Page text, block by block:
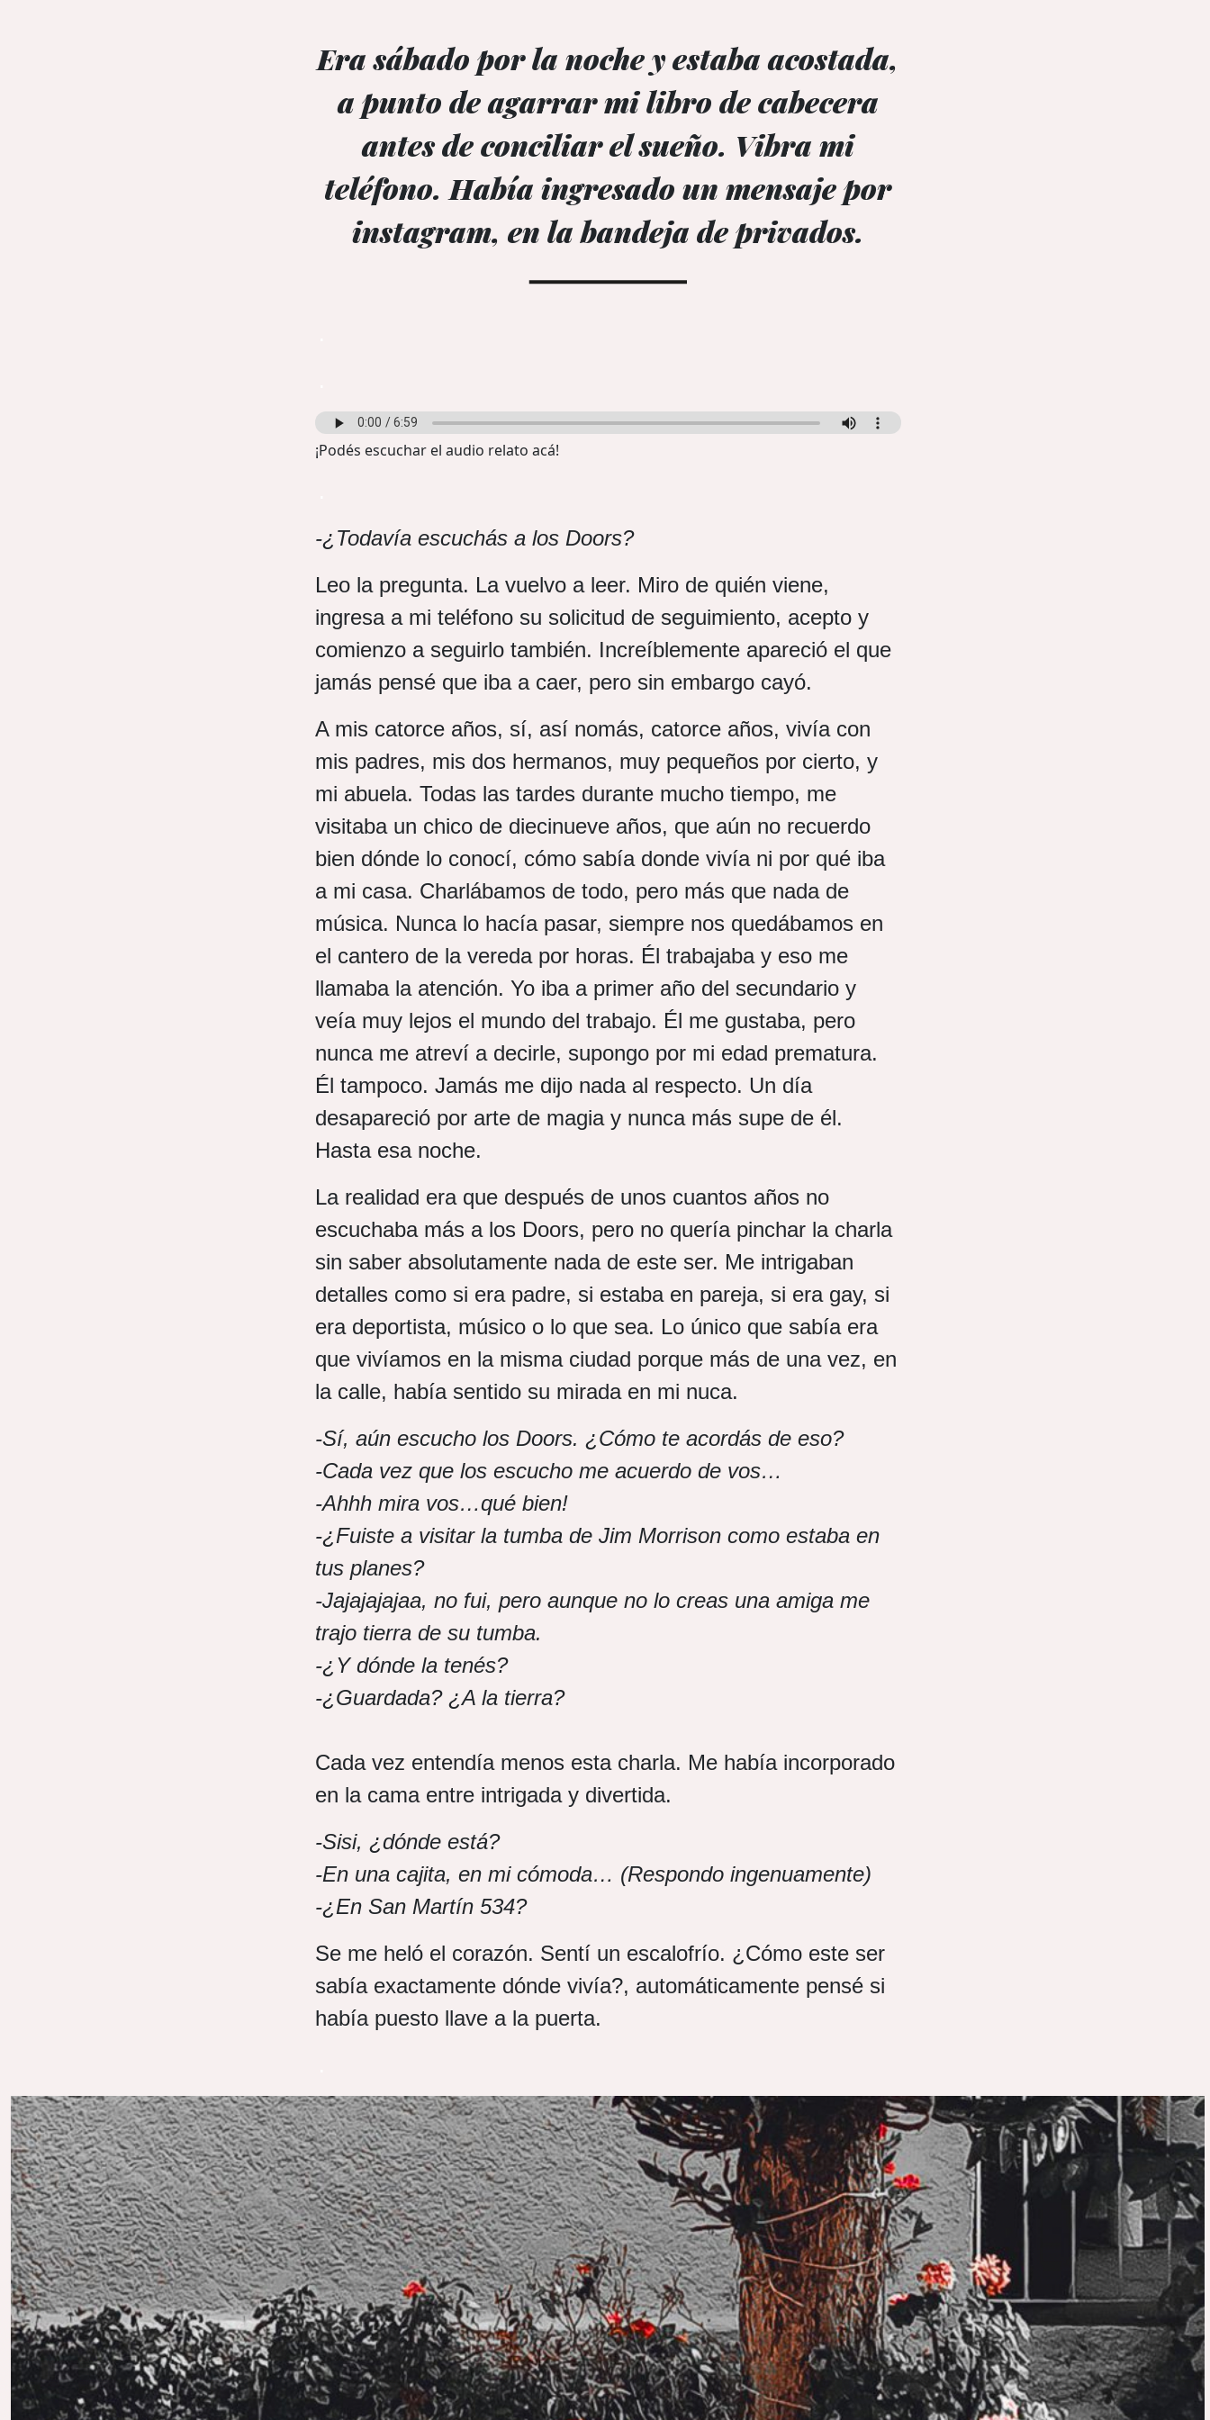
Era sábado por la noche y estaba acostada,
a punto de agarrar mi libro de cabecera
antes de conciliar el sueño. Vibra mi
teléfono. Había ingresado un mensaje por
instagram, en la bandeja de privados.
¡Podés escuchar el audio relato acá!
-¿Todavía escuchás a los Doors?
Leo la pregunta. La vuelvo a leer. Miro de quién viene,
ingresa a mi teléfono su solicitud de seguimiento, acepto y
comienzo a seguirlo también. Increíblemente apareció el que
jamás pensé que iba a caer, pero sin embargo cayó.
A mis catorce años, sí, así nomás, catorce años, vivía con
mis padres, mis dos hermanos, muy pequeños por cierto, y
mi abuela. Todas las tardes durante mucho tiempo, me
visitaba un chico de diecinueve años, que aún no recuerdo
bien dónde lo conocí, cómo sabía donde vivía ni por qué iba
a mi casa. Charlábamos de todo, pero más que nada de
música. Nunca lo hacía pasar, siempre nos quedábamos en
el cantero de la vereda por horas. Él trabajaba y eso me
llamaba la atención. Yo iba a primer año del secundario y
veía muy lejos el mundo del trabajo. Él me gustaba, pero
nunca me atreví a decirle, supongo por mi edad prematura.
Él tampoco. Jamás me dijo nada al respecto. Un día
desapareció por arte de magia y nunca más supe de él.
Hasta esa noche.
La realidad era que después de unos cuantos años no
escuchaba más a los Doors, pero no quería pinchar la charla
sin saber absolutamente nada de este ser. Me intrigaban
detalles como si era padre, si estaba en pareja, si era gay, si
era deportista, músico o lo que sea. Lo único que sabía era
que vivíamos en la misma ciudad porque más de una vez, en
la calle, había sentido su mirada en mi nuca.
-Sí, aún escucho los Doors. ¿Cómo te acordás de eso?
-Cada vez que los escucho me acuerdo de vos…
-Ahhh mira vos…qué bien!
-¿Fuiste a visitar la tumba de Jim Morrison como estaba en
tus planes?
-Jajajajajaa, no fui, pero aunque no lo creas una amiga me
trajo tierra de su tumba.
-¿Y dónde la tenés?
-¿Guardada? ¿A la tierra?
Cada vez entendía menos esta charla. Me había incorporado
en la cama entre intrigada y divertida.
-Sisi, ¿dónde está?
-En una cajita, en mi cómoda… (Respondo ingenuamente)
-¿En San Martín 534?
Se me heló el corazón. Sentí un escalofrío. ¿Cómo este ser
sabía exactamente dónde vivía?, automáticamente pensé si
había puesto llave a la puerta.